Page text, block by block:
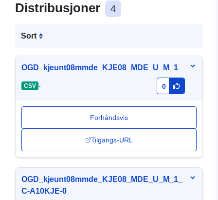
Distribusjoner 4
Sort
OGD_kjeunt08mmde_KJE08_MDE_U_M_1
CSV - 0
Forhåndsvis
Tilgangs-URL
OGD_kjeunt08mmde_KJE08_MDE_U_M_1_
C-A10KJE-0